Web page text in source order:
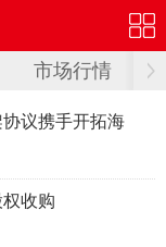
市场行情
议携手开拓海
收购